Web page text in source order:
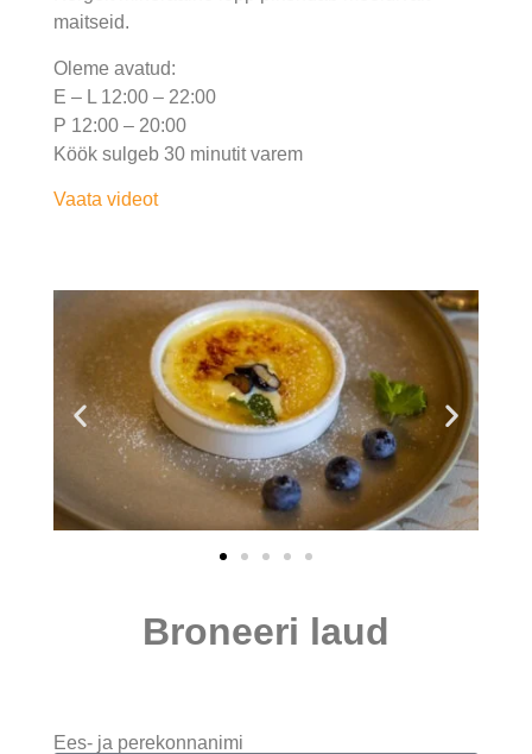
maitseid.
Oleme avatud:
E – L 12:00 – 22:00
P 12:00 – 20:00
Köök sulgeb 30 minutit varem
Vaata videot
Broneeri laud
Ees- ja perekonnanimi